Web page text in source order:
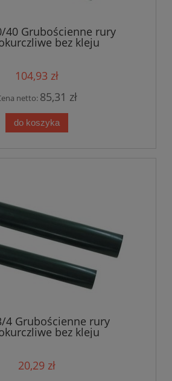
40 Grubościenne rury
bez kleju
104,93 zł
netto: 85,31 zł
do koszyka
4 Grubościenne rury
bez kleju
20,29 zł